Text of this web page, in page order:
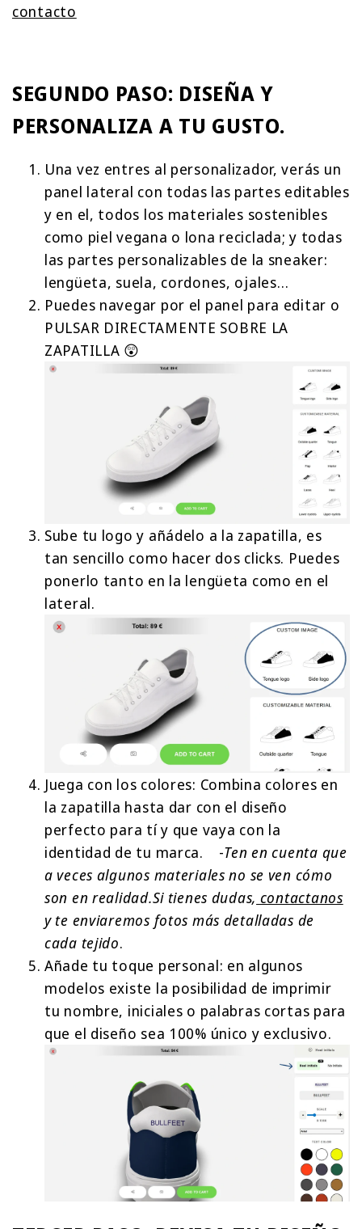
contacto
SEGUNDO PASO: DISEÑA Y
PERSONALIZA A TU GUSTO.
Una vez entres al personalizador, verás un
panel lateral con todas las partes editables
y en el, todos los materiales sostenibles
como piel vegana o lona reciclada; y todas
las partes personalizables de la sneaker:
lengüeta, suela, cordones, ojales…
Puedes navegar por el panel para editar o
PULSAR DIRECTAMENTE SOBRE LA
ZAPATILLA 😲
Sube tu logo y añádelo a la zapatilla, es
tan sencillo como hacer dos clicks. Puedes
ponerlo tanto en la lengüeta como en el
lateral.
Juega con los colores: Combina colores en
la zapatilla hasta dar con el diseño
perfecto para tí y que vaya con la
identidad de tu marca. -Ten en cuenta que
a veces algunos materiales no se ven cómo
son en realidad.Si tienes dudas, contactanos
y te enviaremos fotos más detalladas de
cada tejido.
Añade tu toque personal: en algunos
modelos existe la posibilidad de imprimir
tu nombre, iniciales o palabras cortas para
que el diseño sea 100% único y exclusivo.